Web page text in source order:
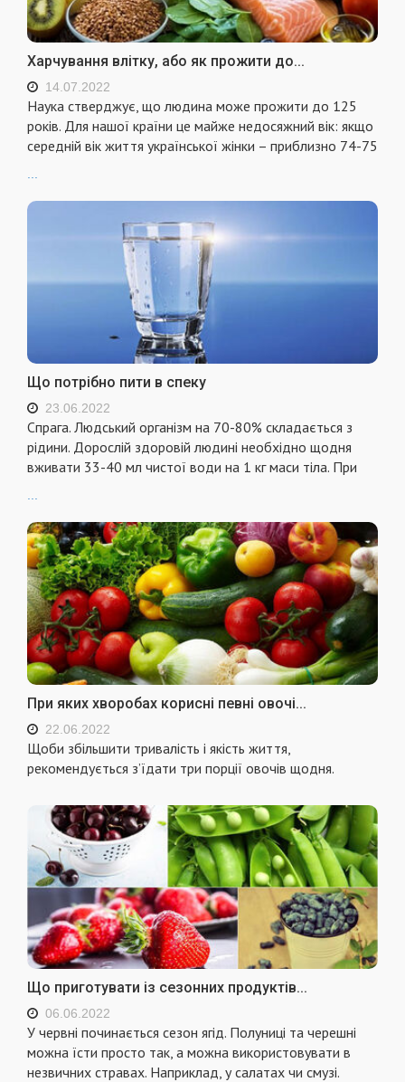
Харчування влітку, або як прожити до...
14.07.2022
Наука стверджує, що людина може прожити до 125
років. Для нашої країни це майже недосяжний вік: якщо
середній вік життя української жінки – приблизно 74-75
Що потрібно пити в спеку
23.06.2022
Спрага. Людський організм на 70-80% складається з
рідини. Дорослій здоровій людині необхідно щодня
вживати 33-40 мл чистої води на 1 кг маси тіла. При
При яких хворобах корисні певні овочі...
22.06.2022
Щоби збільшити тривалість і якість життя,
рекомендується з’їдати три порції овочів щодня.
Що приготувати із сезонних продуктів...
06.06.2022
У червні починається сезон ягід. Полуниці та черешні
можна їсти просто так, а можна використовувати в
незвичних стравах. Наприклад, у салатах чи смузі.